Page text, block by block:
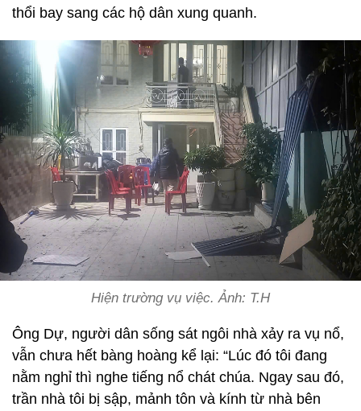
thổi bay sang các hộ dân xung quanh.
Hiện trường vụ việc. Ảnh: T.H
Ông Dự, người dân sống sát ngôi nhà xảy ra vụ nổ,
vẫn chưa hết bàng hoàng kể lại: “Lúc đó tôi đang
nằm nghỉ thì nghe tiếng nổ chát chúa. Ngay sau đó,
trần nhà tôi bị sập, mảnh tôn và kính từ nhà bên